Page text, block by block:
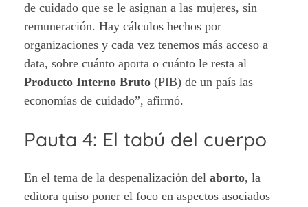
de cuidado que se le asignan a las mujeres, sin
remuneración. Hay cálculos hechos por
organizaciones y cada vez tenemos más acceso a
data, sobre cuánto aporta o cuánto le resta al
Producto Interno Bruto (PIB) de un país las
economías de cuidado”, afirmó.
Pauta 4: El tabú del cuerpo
En el tema de la despenalización del aborto, la
editora quiso poner el foco en aspectos asociados